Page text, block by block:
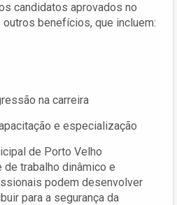
candidatos aprovados no
benefícios, que incluem:
na carreira
e especialização
de Porto Velho
trabalho dinâmico e
podem desenvolver
para a segurança da